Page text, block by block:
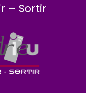
– Sortir